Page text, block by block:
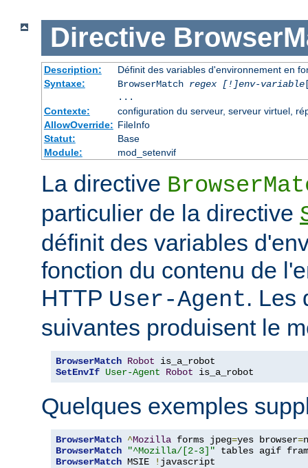
Directive
Description:
Définit des variables d'environnement en
Syntaxe:
BrowserMatch regex [!]env-variable
...
Contexte:
configuration du serveur, serveur virtuel,
AllowOverride: FileInfo
Statut:
Base
Module:
mod_setenvif
La directive
particulier de la directive
définit des variables
fonction du contenu de
HTTP User-Agent. Les
suivantes produisent le
BrowserMatch Robot
SetEnvIf User-Agent Robot is_a_robot
Quelques exemples
BrowserMatch ^Mozilla forms jpeg=yes browser=
BrowserMatch
"^Mozilla/[2-3]"
BrowserMatch MSIE ! javascript